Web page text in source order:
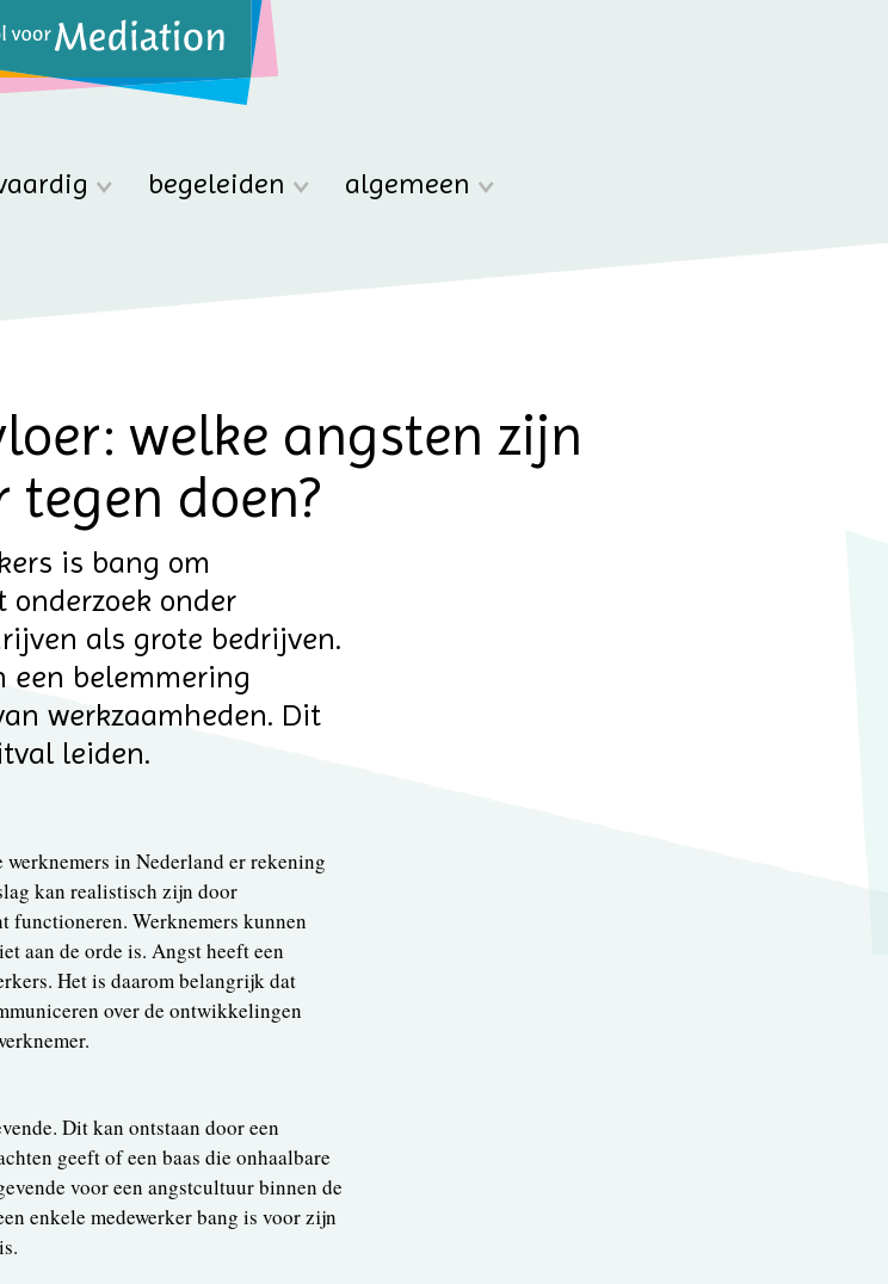
begeleiden
algemeen
welke angsten zijn
doen?
is bang om
onder
als grote bedrijven.
een belemmering
werkzaamheden. Dit
leiden.
in Nederland er rekening
kan realistisch zijn door
functioneren. Werknemers kunnen
aan de orde is. Angst heeft een
Het is daarom belangrijk dat
over de ontwikkelingen
Dit kan ontstaan door een
geeft of een baas die onhaalbare
voor een angstcultuur binnen de
enkele medewerker bang is voor zijn